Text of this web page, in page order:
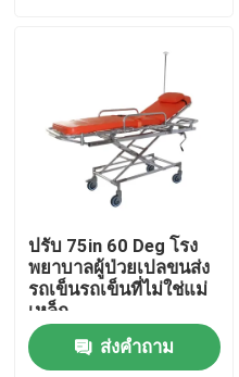
วิดีโอ
เกี่ยวกับเรา
ทัวร์โรงงาน
การควบคุมคุณภาพ
ปรับ 75in 60 Deg โรง
พยาบาลผู้ป่วยเปลขนส่ง
รถเข็นรถเข็นที่ไม่ใช่แม่
เหล็ก
ส่งคำถาม